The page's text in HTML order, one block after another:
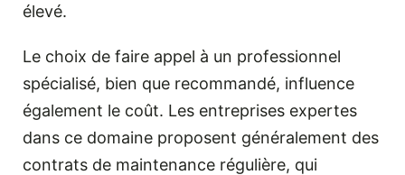
élevé.
Le choix de faire appel à un professionnel
spécialisé, bien que recommandé, influence
également le coût. Les entreprises expertes
dans ce domaine proposent généralement des
contrats de maintenance régulière, qui